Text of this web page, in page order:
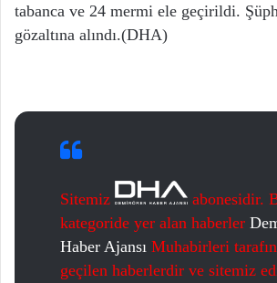
tabanca ve 24 mermi ele geçirildi.
gözaltına alındı.(DHA)
Sitemiz
abonesidir.
kategoride yer alan haberler
Haber Ajansı Muhabirleri
geçilen haberlerdir ve sitemiz